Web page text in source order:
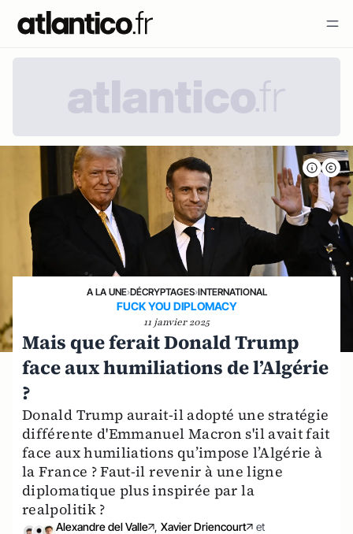
A LA UNE›DÉCRYPTAGES›INTERNATIONAL
FUCK YOU DIPLOMACY
11 janvier 2025
Mais que ferait Donald Trump
face aux humiliations de l’Algérie
?
Donald Trump aurait-il adopté une stratégie
différente d'Emmanuel Macron s'il avait fait
face aux humiliations qu’impose l’Algérie à
la France ? Faut-il revenir à une ligne
diplomatique plus inspirée par la
realpolitik ?
Alexandre del Valle , Xavier Driencourt
et